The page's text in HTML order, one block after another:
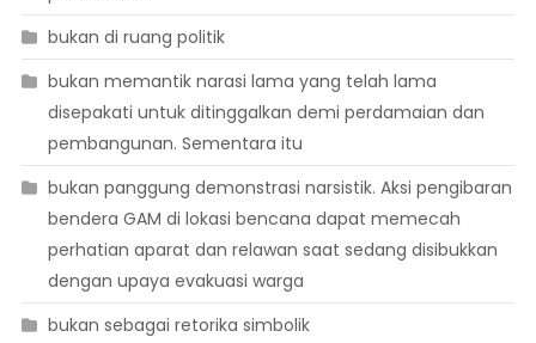
bukan di ruang politik
bukan memantik narasi lama yang telah lama
disepakati untuk ditinggalkan demi perdamaian dan
pembangunan. Sementara itu
bukan panggung demonstrasi narsistik. Aksi pengibaran
bendera GAM di lokasi bencana dapat memecah
perhatian aparat dan relawan saat sedang disibukkan
dengan upaya evakuasi warga
bukan sebagai retorika simbolik